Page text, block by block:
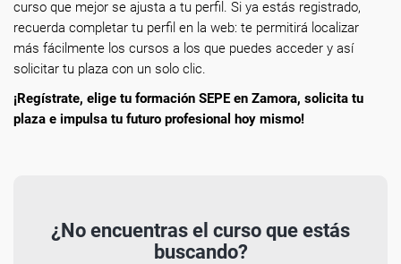
curso que mejor se ajusta a tu perfil. Si ya estás registrado,
recuerda completar tu perfil en la web: te permitirá localizar
más fácilmente los cursos a los que puedes acceder y así
solicitar tu plaza con un solo clic.
¡Regístrate, elige tu formación SEPE en Zamora, solicita tu
plaza e impulsa tu futuro profesional hoy mismo!
¿No encuentras el curso que estás
buscando?